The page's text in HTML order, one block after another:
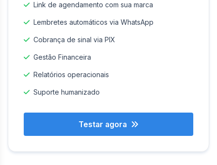
Link de agendamento com sua marca
Lembretes automáticos via WhatsApp
Cobrança de sinal via PIX
Gestão Financeira
Relatórios operacionais
Suporte humanizado
Testar agora